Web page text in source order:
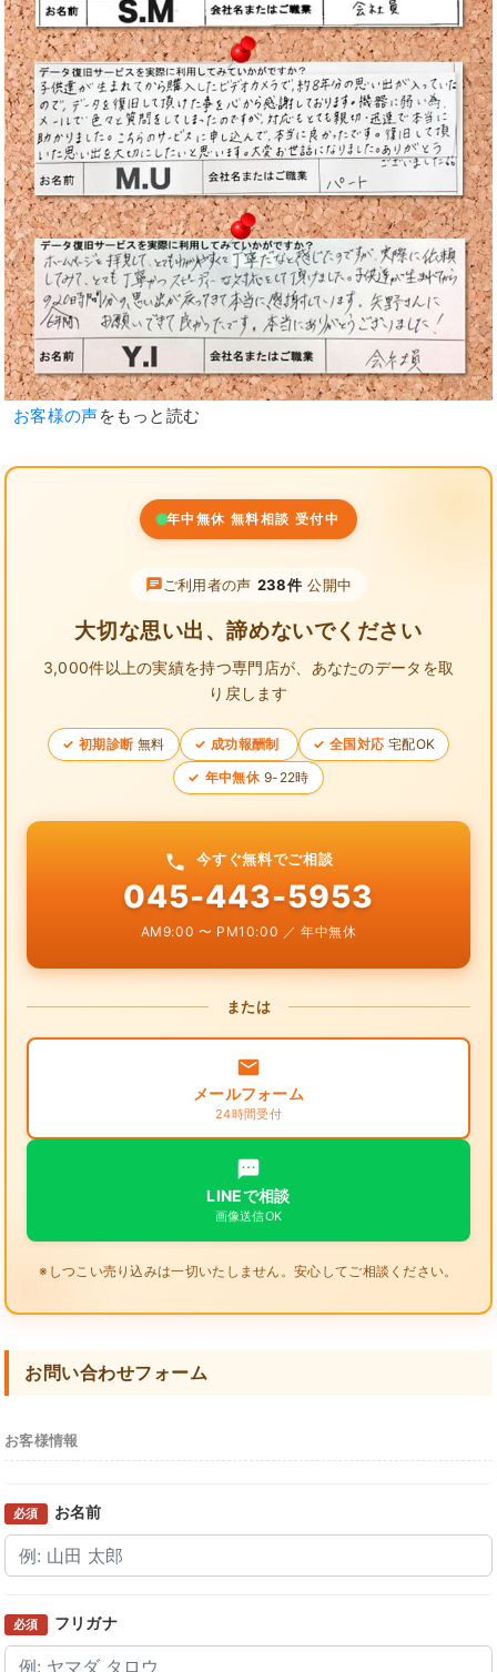
お客様の声をもっと読む
年中無休 無料相談 受付中
ご利用者の声 238件 公開中
大切な思い出、諦めないでください
3,000件以上の実績を持つ専門店が、 あなたのデータを取
り戻します
初期診断 無料 成功報酬制 全国対応 宅配OK
年中無休 9-22時
今すぐ無料でご相談
045-443-5953
AM9:00 〜 PM10:00 ／ 年中無休
または
メールフォーム
24時間受付
LINEで相談
画像送信OK
※しつこい売り込みは一切いたしません。安心してご相談ください。
お問い合わせフォーム
お客様情報
必須 お名前
必須 フリガナ